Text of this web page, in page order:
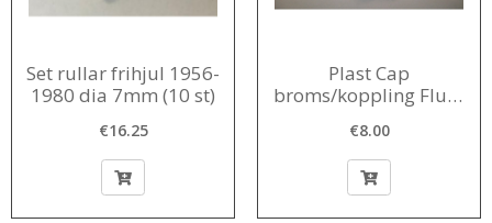
Set rullar frihjul 1956-
1980 dia 7mm (10 st)
€16.25
Plast Cap
broms/koppling Fluid
€8.00